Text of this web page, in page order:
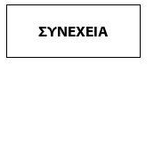
ΣΥΝΈΧΕΙΑ